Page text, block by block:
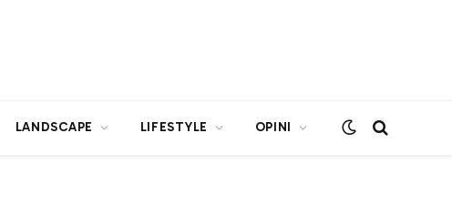
LANDSCAPE LIFESTYLE OPINI